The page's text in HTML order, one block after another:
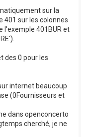
sur la
401 sur les colonnes
l'exemple 401BUR et
des 0 pour les
internet beaucoup
(0Fournisseurs et
dans openconcerto
cherché, je ne